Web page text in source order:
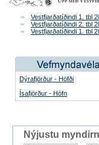
Vestfjarðatíðindi 1. tbl
Vestfjarðatíðindi 2. tbl
Vestfjarðatíðindi 1. tbl
Dýrafjörður - Höfði
Ísafjörður - Höfn
Nýjustu